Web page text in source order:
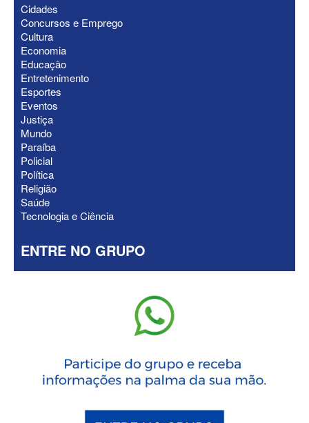
ELEIÇÕES 2026 - “Muitas surpresas
virão”, diz Lucas Ribeiro sobre escolha
do nome do vice
Cidades
Concursos e Emprego
Cultura
Economia
Educação
Entretenimento
Esportes
Eventos
Justiça
Mundo
Paraíba
Policial
Política
Religião
Saúde
Tecnologia e Ciência
ENTRE NO GRUPO